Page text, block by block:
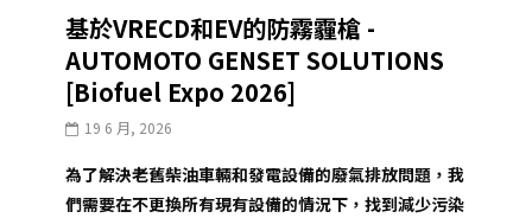
基於VRECD和EV的防霧霾槍 -
AUTOMOTO GENSET SOLUTIONS
[Biofuel Expo 2026]
19 6 月, 2026
為了解決老舊柴油車輛和發電設備的廢氣排放問題，我
們需要在不更換所有現有設備的情況下，找到減少污染